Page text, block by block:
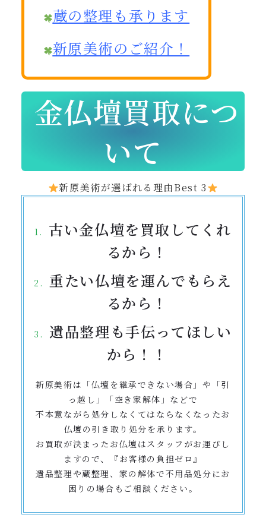
蔵の整理も承ります
新原美術のご紹介！
金仏壇買取につ
いて
新原美術が選ばれる理由Best 3
古い金仏壇を買取してくれ
るから！
重たい仏壇を運んでもらえ
るから！
遺品整理も手伝ってほしい
から！！
新原美術は「仏壇を継承できない場合」や「引
っ越し」「空き家解体」などで
不本意ながら処分しなくてはならなくなったお
仏壇の引き取り処分を承ります。
お買取が決まったお仏壇はスタッフがお運びし
ますので、『お客様の負担ゼロ』
遺品整理や蔵整理、家の解体で不用品処分にお
困りの場合もご相談ください。